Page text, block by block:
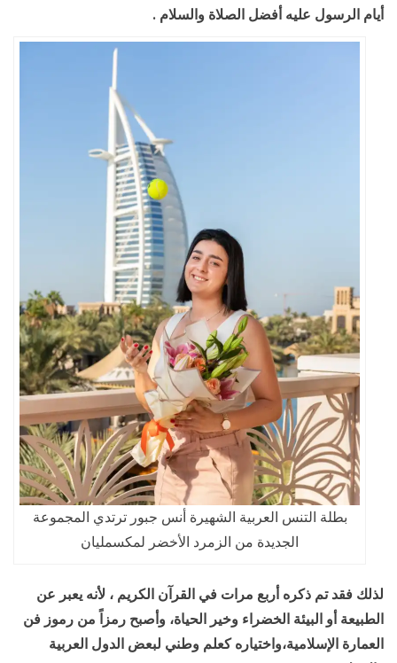
أيام الرسول عليه أفضل الصلاة والسلام .
بطلة التنس العربية الشهيرة أنس جبور ترتدي المجموعة
الجديدة من الزمرد الأخضر لمكسمليان
لذلك فقد تم ذكره أربع مرات في القرآن الكريم ، لأنه يعبر عن
الطبيعة أو البيئة الخضراء وخير الحياة، وأصبح رمزاً من رموز فن
العمارة الإسلامية،واختياره كعلم وطني لبعض الدول العربية